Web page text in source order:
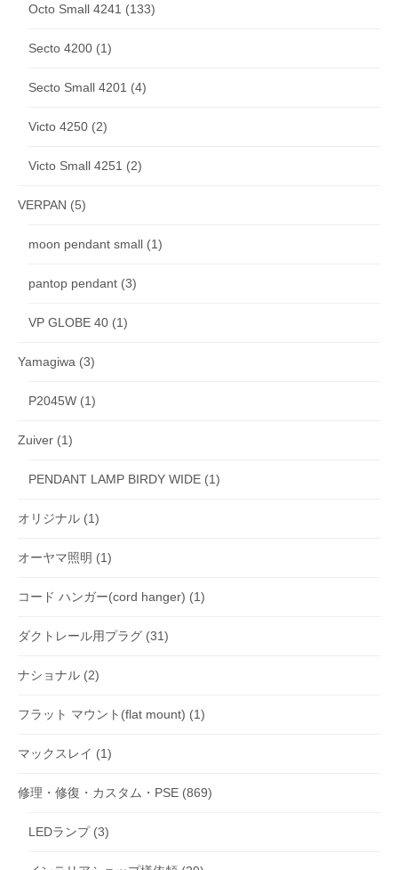
Octo Small 4241 (133)
Secto 4200 (1)
Secto Small 4201 (4)
Victo 4250 (2)
Victo Small 4251 (2)
VERPAN (5)
moon pendant small (1)
pantop pendant (3)
VP GLOBE 40 (1)
Yamagiwa (3)
P2045W (1)
Zuiver (1)
PENDANT LAMP BIRDY WIDE (1)
オリジナル (1)
オーヤマ照明 (1)
コード ハンガー(cord hanger) (1)
ダクトレール用プラグ (31)
ナショナル (2)
フラット マウント(flat mount) (1)
マックスレイ (1)
修理・修復・カスタム・PSE (869)
LEDランプ(3)